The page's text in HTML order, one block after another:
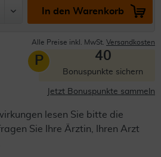
In den Warenkorb
Alle Preise inkl. MwSt. Versandkosten
P 40
Bonuspunkte sichern
Jetzt Bonuspunkte sammeln
lesen Sie bitte die
Sie Ihre Ärztin, Ihren Arzt